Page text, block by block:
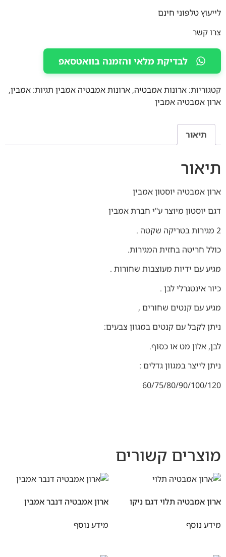
לייעוץ טלפוני חינם
צרו קשר
לבדיקת מלאי והזמנה בוואטסאפ
קטגוריות: ארונות אמבטיה, ארונות אמבטיה אמבין תגיות: אמבין,
ארון אמבטיה אמבין
תיאור
תיאור
ארון אמבטיה יוסטון אמבין
דגם יוסטון מיוצר ע"י חברת אמבין
2 מגירות בטריקה שקטה .
כולל חריטה בחזית המגירות.
מגיע עם ידיות מעוצבות שחורות .
כיור אינטגרלי לבן .
מגיע עם קנטים שחורים ,
ניתן לקבל עם קנטים במגוון צבעים:
לבן, אלון מט או כסוף.
ניתן לייצר במגוון גדלים :
60/75/80/90/100/120
מוצרים קשורים
ארון אמבטיה תלוי דגם ניקו
מידע נוסף
ארון אמבטיה דנבר אמבין
מידע נוסף